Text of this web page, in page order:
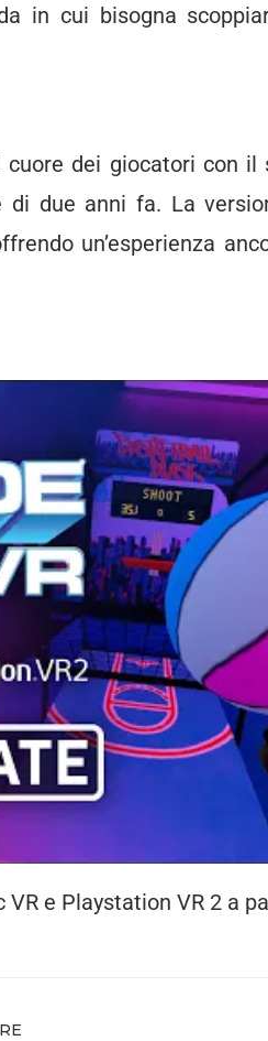
in cui bisogna
dei giocatori con
di due anni fa. La
un’esperienza
e Playstation VR 2 a